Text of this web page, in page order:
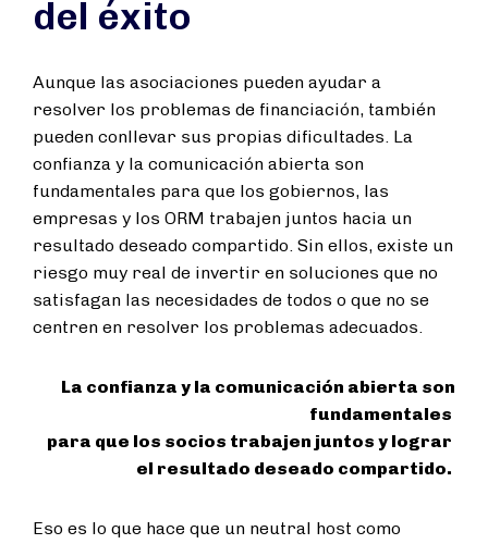
del éxito
Aunque las asociaciones pueden ayudar a
resolver los problemas de financiación, también
pueden conllevar sus propias dificultades. La
confianza y la comunicación abierta son
fundamentales para que los gobiernos, las
empresas y los ORM trabajen juntos hacia un
resultado deseado compartido. Sin ellos, existe un
riesgo muy real de invertir en soluciones que no
satisfagan las necesidades de todos o que no se
centren en resolver los problemas adecuados.
La confianza y la comunicación abierta son
fundamentales
para que los socios trabajen juntos y lograr
el resultado deseado compartido.
Eso es lo que hace que un neutral host como